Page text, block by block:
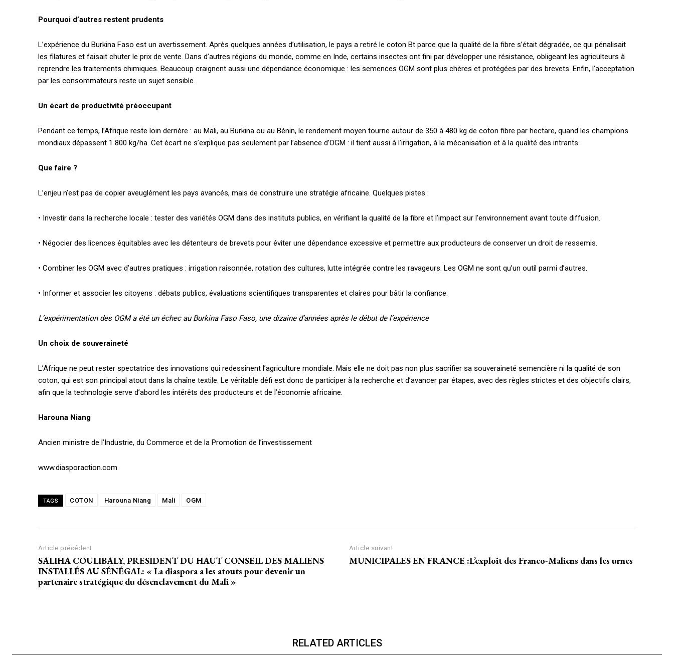
Accès gratuit
Gratuit
Annonces
Le magazine
Accès complet
Pourquoi d’autres restent prudents
L’expérience du Burkina Faso est un avertissement. Après quelques années d’utilisation, le pays a retiré le coton Bt parce que la qualité de la fibre s’était dégradée, ce qui pénalisait
les filatures et faisait chuter le prix de vente. Dans d’autres régions du monde, comme en Inde, certains insectes ont fini par développer une résistance, obligeant les agriculteurs à
reprendre les traitements chimiques. Beaucoup craignent aussi une dépendance économique : les semences OGM sont plus chères et protégées par des brevets. Enfin, l’acceptation
par les consommateurs reste un sujet sensible.
Un écart de productivité préoccupant
Pendant ce temps, l’Afrique reste loin derrière : au Mali, au Burkina ou au Bénin, le rendement moyen tourne autour de 350 à 480 kg de coton fibre par hectare, quand les champions
mondiaux dépassent 1 800 kg/ha. Cet écart ne s’explique pas seulement par l’absence d’OGM : il tient aussi à l’irrigation, à la mécanisation et à la qualité des intrants.
Que faire ?
L’enjeu n’est pas de copier aveuglément les pays avancés, mais de construire une stratégie africaine. Quelques pistes :
• Investir dans la recherche locale : tester des variétés OGM dans des instituts publics, en vérifiant la qualité de la fibre et l’impact sur l’environnement avant toute diffusion.
• Négocier des licences équitables avec les détenteurs de brevets pour éviter une dépendance excessive et permettre aux producteurs de conserver un droit de ressemis.
• Combiner les OGM avec d’autres pratiques : irrigation raisonnée, rotation des cultures, lutte intégrée contre les ravageurs. Les OGM ne sont qu’un outil parmi d’autres.
• Informer et associer les citoyens : débats publics, évaluations scientifiques transparentes et claires pour bâtir la confiance.
L’expérimentation des OGM a été un échec au Burkina Faso Faso, une dizaine d’années après le début de l’expérience
Un choix de souveraineté
L’Afrique ne peut rester spectatrice des innovations qui redessinent l’agriculture mondiale. Mais elle ne doit pas non plus sacrifier sa souveraineté semencière ni la qualité de son
coton, qui est son principal atout dans la chaîne textile. Le véritable défi est donc de participer à la recherche et d’avancer par étapes, avec des règles strictes et des objectifs clairs,
afin que la technologie serve d’abord les intérêts des producteurs et de l’économie africaine.
Harouna Niang
Ancien ministre de l’Industrie, du Commerce et de la Promotion de l’investissement
www.diasporaction.com
TAGS COTON Harouna Niang Mali OGM
Article précédent
SALIHA COULIBALY, PRESIDENT DU HAUT CONSEIL DES MALIENS
INSTALLÉS AU SÉNÉGAL: « La diaspora a les atouts pour devenir un
partenaire stratégique du désenclavement du Mali »
Article suivant
MUNICIPALES EN FRANCE :L’exploit des Franco-Maliens dans les urnes
RELATED ARTICLES